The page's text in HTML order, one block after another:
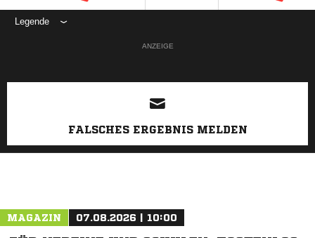
Legende
ANZEIGE
FALSCHES ERGEBNIS MELDEN
MAGAZIN 07.08.2026 | 10:00